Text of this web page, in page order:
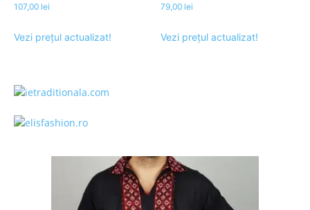
107,00 lei
Vezi prețul actualizat!
79,00 lei
Vezi prețul actualizat!